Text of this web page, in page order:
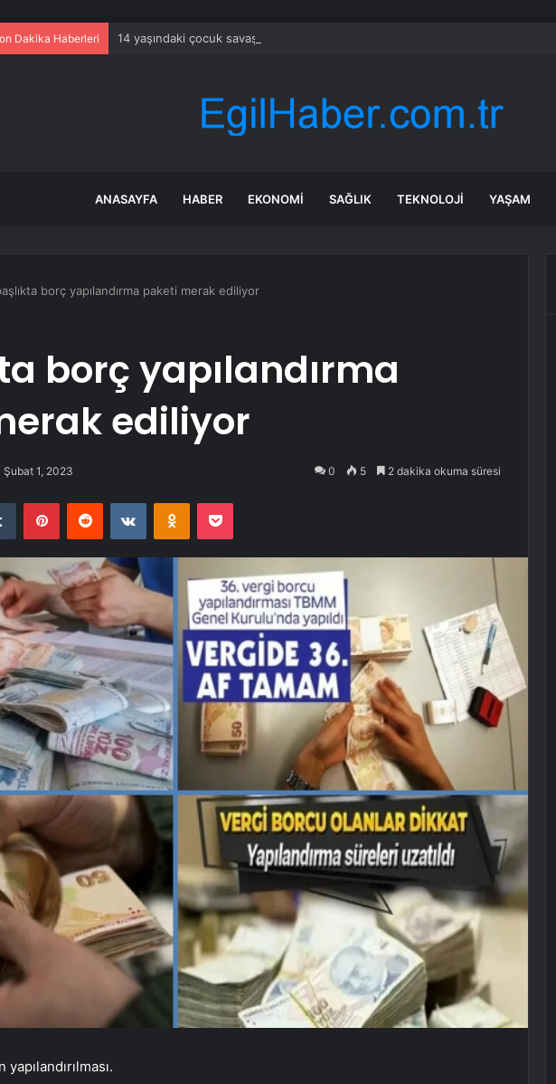
Dakika Haberleri 14 yaşındaki çocuk savaş uçaklarını alarma geçirdi
ANASAYFA HABER EKONOMI SAĞLIK TEKNOLOJI YAŞAM
borç yapılandırma paketi merak ediliyor
borç yapılandırma
ediliyor
Şubat 1, 2023 0 5 2 dakika okuma süresi
Tumblr PinterestReddit VKontakteOdnoklassniki
Pocket